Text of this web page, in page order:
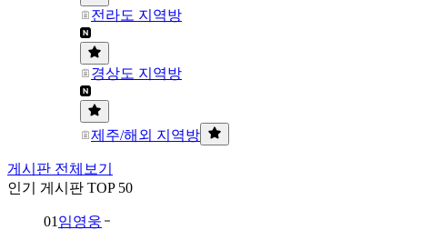
전라도 지역방
경상도 지역방
제주/해외 지역방
게시판 전체보기
인기 게시판 TOP 50
01 임영웅